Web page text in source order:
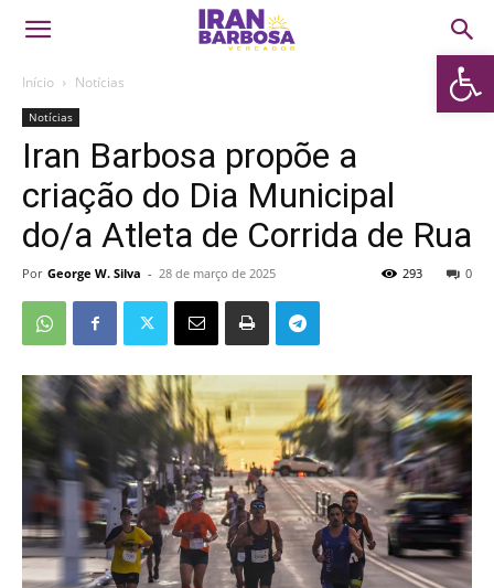
Abrir
Início Notícias
Notícias
Iran Barbosa propõe a
criação do Dia Municipal
do/a Atleta de Corrida de Rua
Por George W. Silva - 28 de março de 2025 0
293